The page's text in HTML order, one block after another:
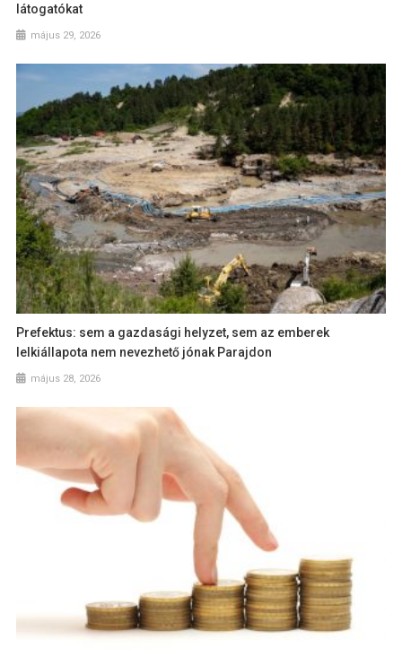
látogatókat
május 29, 2026
Prefektus: sem a gazdasági helyzet, sem az emberek
lelkiállapota nem nevezhető jónak Parajdon
május 28, 2026